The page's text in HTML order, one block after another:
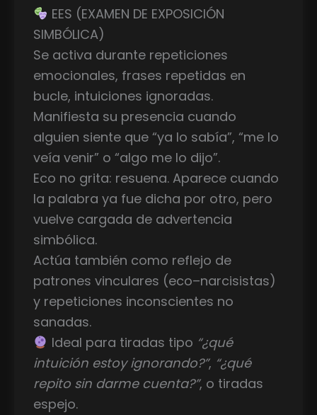
EES (EXAMEN DE EXPOSICIÓN
SIMBÓLICA)
Se activa durante repeticiones
emocionales, frases repetidas en
bucle, intuiciones ignoradas.
Manifiesta su presencia cuando
alguien siente que “ya lo sabía”, “me lo
veía venir” o “algo me lo dijo”.
Eco no grita: resuena. Aparece cuando
la palabra ya fue dicha por otro, pero
vuelve cargada de advertencia
simbólica.
Actúa también como reflejo de
patrones vinculares (eco–narcisistas)
y repeticiones inconscientes no
sanadas.
Ideal para tiradas tipo “¿qué
intuición estoy ignorando?”, “¿qué
repito sin darme cuenta?”, o tiradas
espejo.